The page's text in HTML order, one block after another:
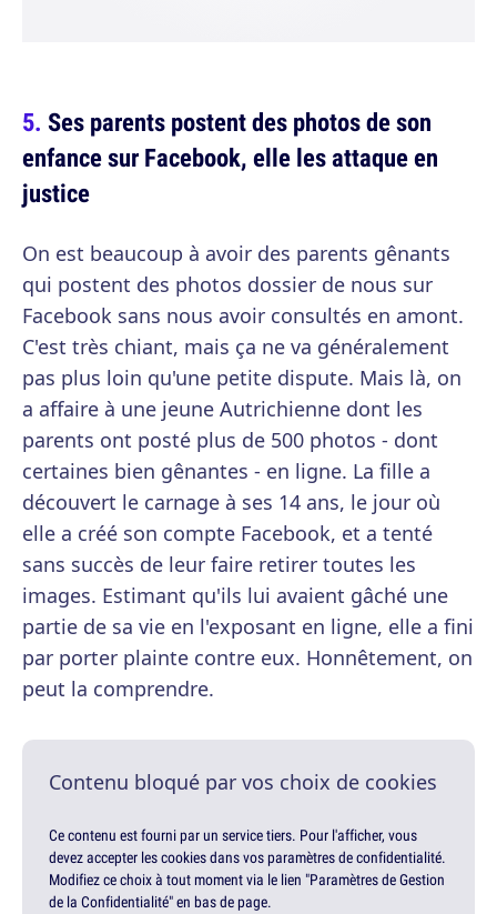
Ses parents postent des photos de son
enfance sur Facebook, elle les attaque en
justice
On est beaucoup à avoir des parents gênants
qui postent des photos dossier de nous sur
Facebook sans nous avoir consultés en amont.
C'est très chiant, mais ça ne va généralement
pas plus loin qu'une petite dispute. Mais là, on
a affaire à une jeune Autrichienne dont les
parents ont posté plus de 500 photos - dont
certaines bien gênantes - en ligne. La fille a
découvert le carnage à ses 14 ans, le jour où
elle a créé son compte Facebook, et a tenté
sans succès de leur faire retirer toutes les
images. Estimant qu'ils lui avaient gâché une
partie de sa vie en l'exposant en ligne, elle a fini
par porter plainte contre eux. Honnêtement, on
peut la comprendre.
Contenu bloqué par vos choix de cookies
Ce contenu est fourni par un service tiers. Pour l'afficher, vous
devez accepter les cookies dans vos paramètres de confidentialité.
Modifiez ce choix à tout moment via le lien "Paramètres de Gestion
de la Confidentialité" en bas de page.